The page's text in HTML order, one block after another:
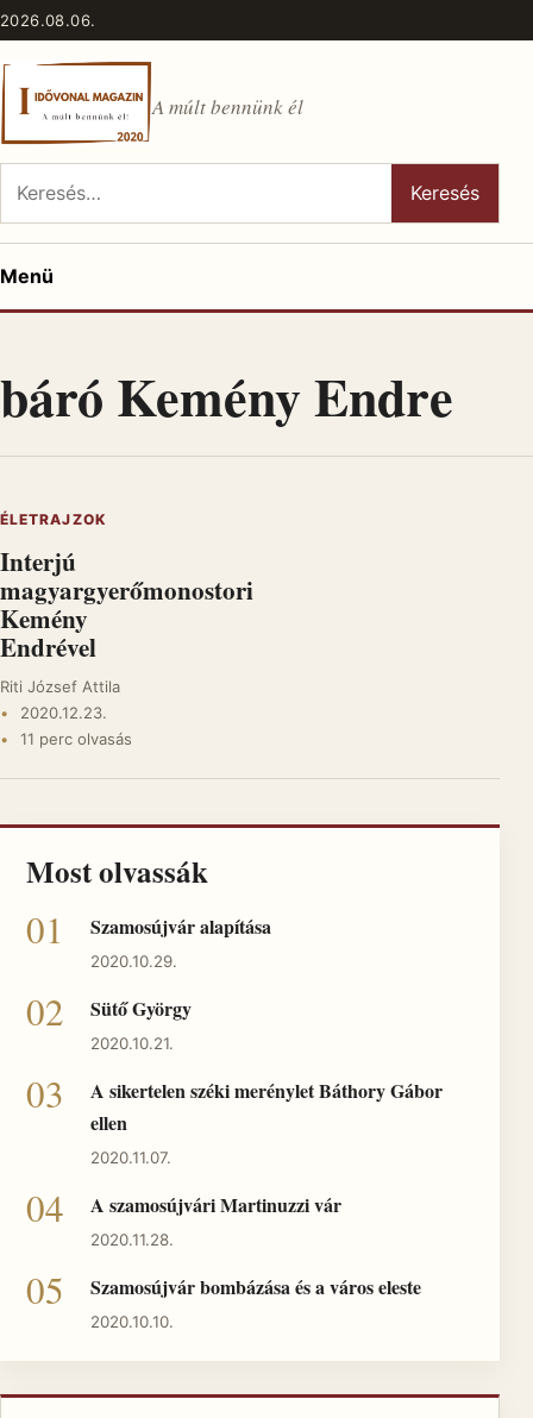
Ugrás a tartalomhoz
2026.08.06.
A múlt bennünk él
Keresés:
Keresés
Menü
báró Kemény Endre
ÉLETRAJZOK
Interjú
magyargyerőmonostori
Kemény
Endrével
Riti József Attila
2020.12.23.
11 perc olvasás
Most olvassák
Szamosújvár alapítása
2020.10.29.
Sütő György
2020.10.21.
A sikertelen széki merénylet Báthory Gábor
ellen
2020.11.07.
A szamosújvári Martinuzzi vár
2020.11.28.
Szamosújvár bombázása és a város eleste
2020.10.10.